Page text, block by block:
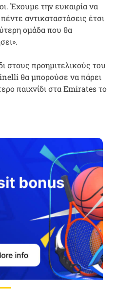
Έχουμε την ευκαιρία να
αντικαταστάσεις έτσι
ομάδα που θα
στους προημιτελικούς του
θα μπορούσε να πάρει
παιχνίδι στα Emirates το